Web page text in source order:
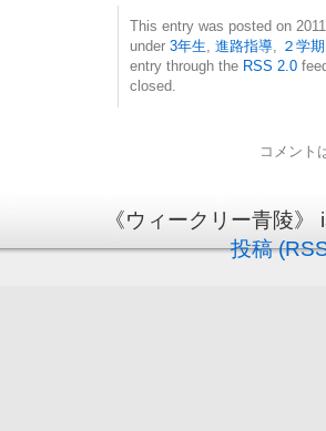
This entry was posted on
under 3年生, 進路指導, ２学期
entry through the RSS 2.0
closed.
コメント
《ウィークリー青陵
投稿